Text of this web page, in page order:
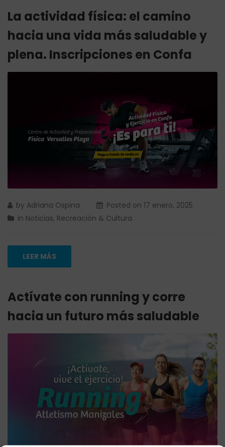
La actividad física: el camino
hacia una vida más saludable y
plena. Inscripciones en Confa
by Adriana Ospina Posted on 17 enero, 2025
in Noticias, Recreación & Cultura
LEER MÁS
Actívate con running y corre
hacia un futuro más saludable